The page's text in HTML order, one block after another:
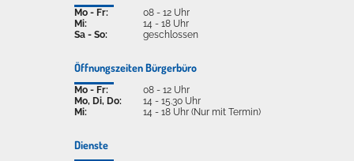
Mo - Fr:
Mi:
Sa - So:
08 - 12 Uhr
14 - 18 Uhr
geschlossen
Öffnungszeiten Bürgerbüro
Mo - Fr:
Mo, Di, Do:
Mi:
08 - 12 Uhr
14 - 15.30 Uhr
14 - 18 Uhr (Nur mit Termin)
Dienste